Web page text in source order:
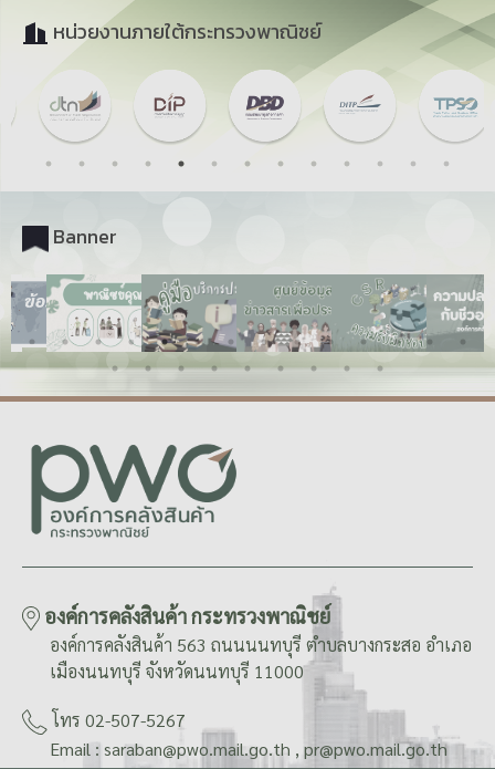
หน่วยงานภายใต้กระทรวงพาณิชย์
Banner
องค์การคลังสินค้า กระทรวงพาณิชย์
องค์การคลังสินค้า 563 ถนนนนทบุรี ตำบลบางกระสอ อำเภอ
เมืองนนทบุรี จังหวัดนนทบุรี 11000
โทร 02-507-5267
Email : saraban@pwo.mail.go.th , pr@pwo.mail.go.th